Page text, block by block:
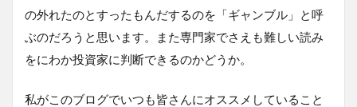
の外れたのとすったもんだするのを「ギャンブル」と呼
ぶのだろうと思います。また専門家でさえも難しい読み
をにわか投資家に判断できるのかどうか。
私がこのブログでいつも皆さんにオススメしていること